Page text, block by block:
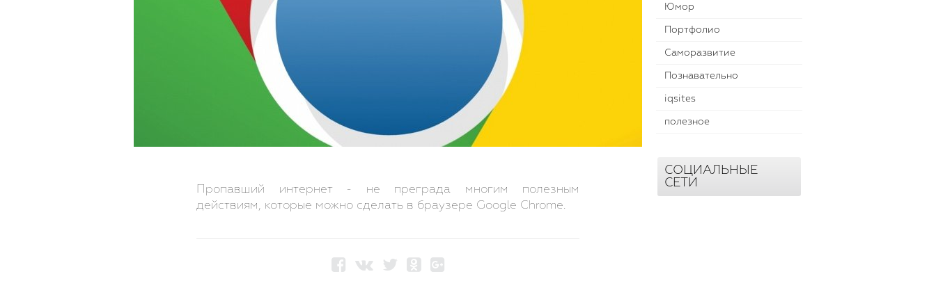
Юмор
Портфолио
Саморазвитие
Познавательно
iqsites
полезное
СОЦИАЛЬНЫЕ
СЕТИ
Пропавший интернет - не преграда многим полезным
действиям, которые можно сделать в браузере Google Chrome.